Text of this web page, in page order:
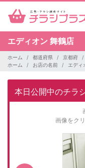
エディオン 舞鶴店
ホーム 都道府県 京都府
ホーム
お店の名前 エディ
本日公開中のチラ
画像をク